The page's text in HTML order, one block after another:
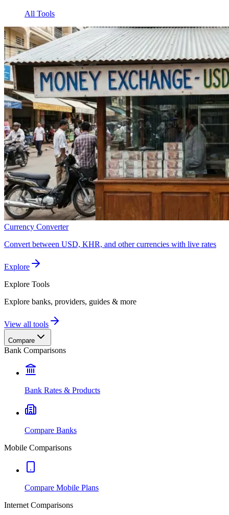
All Tools
Currency Converter
Convert between USD, KHR, and other currencies with live rates
Explore
Explore Tools
Explore banks, providers, guides & more
View all tools
Compare
Bank Comparisons
Bank Rates & Products
Compare Banks
Mobile Comparisons
Compare Mobile Plans
Internet Comparisons